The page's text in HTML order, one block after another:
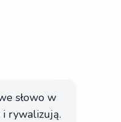
słowo w
i rywalizują.